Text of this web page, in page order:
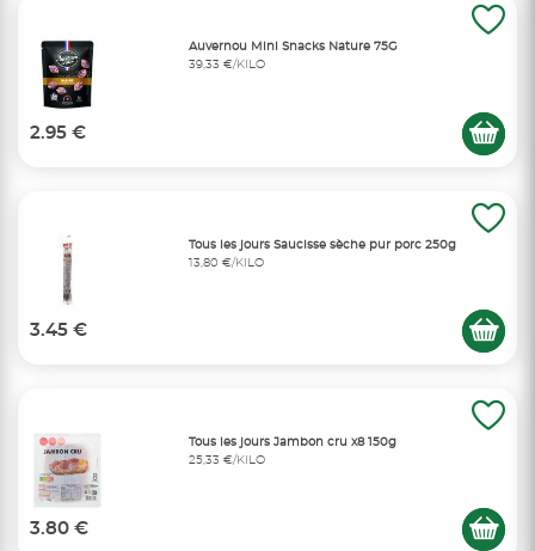
Auvernou Mini Snacks Nature 75G
39,33 €/KILO
2.95 €
Tous les jours Saucisse sèche pur porc 250g
13,80 €/KILO
3.45 €
Tous les jours Jambon cru x8 150g
25,33 €/KILO
3.80 €